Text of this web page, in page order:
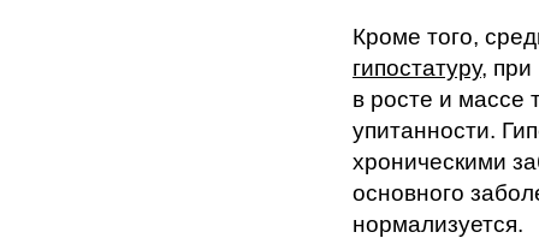
Кроме того,
гипостатуру, при
в росте и массе
упитанности.
хроническими
основного
нормализуется.